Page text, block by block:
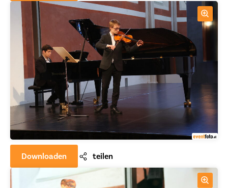
Downloaden teilen